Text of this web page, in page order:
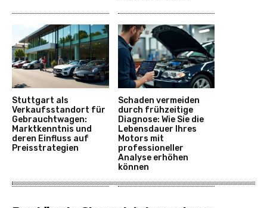
Stuttgart als
Verkaufsstandort für
Gebrauchtwagen:
Marktkenntnis und
deren Einfluss auf
Preisstrategien
Schaden vermeiden
durch frühzeitige
Diagnose: Wie Sie die
Lebensdauer Ihres
Motors mit
professioneller
Analyse erhöhen
können